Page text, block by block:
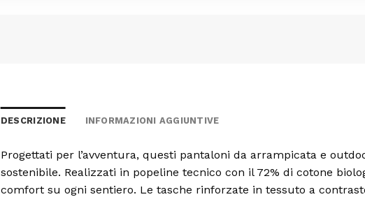
DESCRIZIONE INFORMAZIONI AGGIUNTIVE
Progettati per l’avventura, questi pantaloni da arrampicata e
sostenibile. Realizzati in popeline tecnico con il 72% di cotone
comfort su ogni sentiero. Le tasche rinforzate in tessuto a